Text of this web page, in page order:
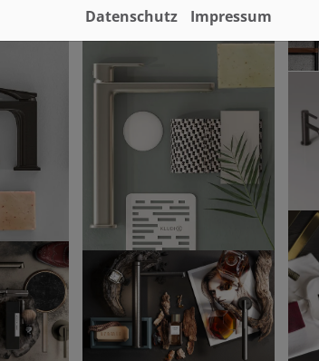
Datenschutz Impressum